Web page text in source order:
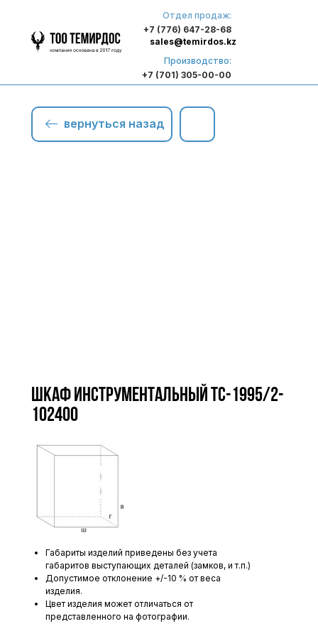
Отдел продаж:
+7 (776) 647-28-68
Производство:
+7 (701) 305-00-00
sales@temirdos.kz
вернуться назад
Шкаф инструментальный TC-1995/2-
102400
Габариты изделий приведены без учета
габаритов выступающих деталей (замков, и т.п.)
Допустимое отклонение +/-10 % от веса
изделия.
Цвет изделия может отличаться от
представленного на фотографии.